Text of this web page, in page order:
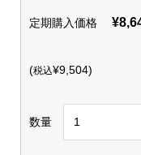
定期購入価格
(税込¥9,504)
数量